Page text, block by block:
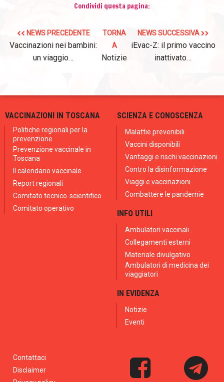
Condividi questa pagina:
NEWS PRECEDENTE
Vaccinazioni nei bambini:
un viaggio…
TORNA
A
Notizie
NEWS SUCCESSIVA
iEvac-Z: il primo vaccino
inattivato…
VACCINAZIONI IN TOSCANA
Politiche regionali per la
prevenzione
Prevenzione vaccinale in
Toscana
Il calendario vaccinale
Report regionali
Comitato tecnico-scientifico
Comitato operativo
SCIENZA E CONOSCENZA
Malattie prevenibili
Vaccini disponibili
Vantaggi e rischi vaccinazioni
Contro la disinformazione
Viaggi e vaccinazioni
Combattere le pandemie
INFO UTILI
Ambulatori vaccinali
Collegamenti esterni
Materiale divulgativo
Ambulatori di medicina dei
viaggiatori
IN EVIDENZA
Notizie
Eventi
Contattaci
Disclaimer